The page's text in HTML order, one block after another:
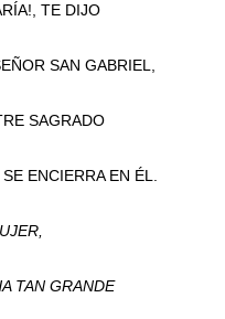
TE DIJO
SAN GABRIEL,
SAGRADO
ENCIERRA EN ÉL.
TAN GRANDE